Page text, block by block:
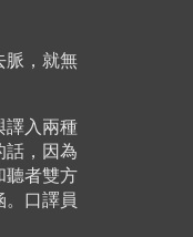
脈，就無
譯入兩種
話，因為
聽者雙方
口譯員